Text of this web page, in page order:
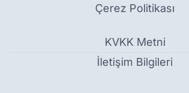
Çerez Politikası
KVKK Metni
İletişim Bilgileri